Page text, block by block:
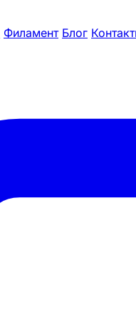
Филамент Блог